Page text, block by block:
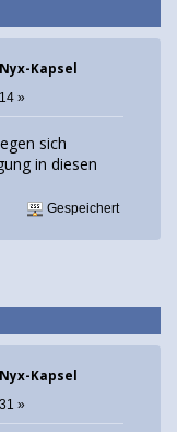
Kapsel
»
sich
in diesen
Gespeichert
Kapsel
»